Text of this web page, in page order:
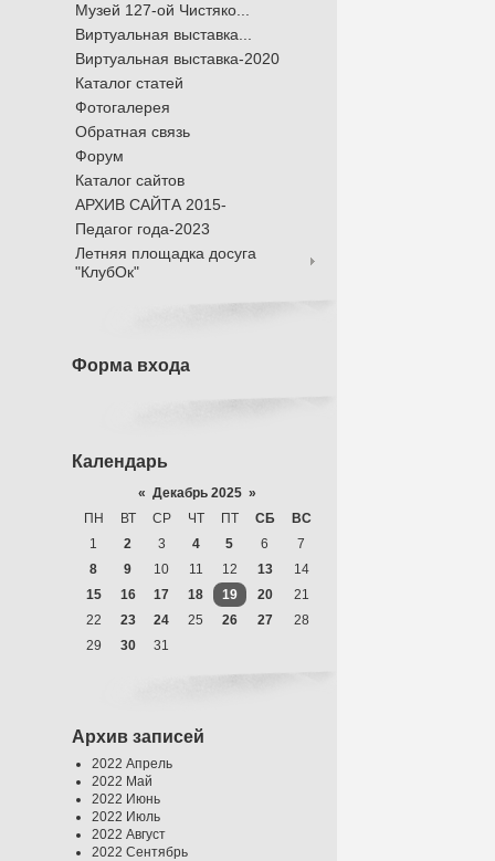
Музей 127-ой Чистяко...
Виртуальная выставка...
Виртуальная выставка-2020
Каталог статей
Фотогалерея
Обратная связь
Форум
Каталог сайтов
АРХИВ САЙТА 2015-
Педагог года-2023
Летняя площадка досуга
"КлубОк"
Форма входа
Календарь
« Декабрь 2025 »
ПН
ВТ СР ЧТ ПТ СБ
ВС
1
2 3 4 5 6
7
8
9 10 11 12 13
14
15
16 17 18 19 20
21
22
23 24 25 26 27
28
29
30 31
Архив записей
2022 Апрель
2022 Май
2022 Июнь
2022 Июль
2022 Август
2022 Сентябрь